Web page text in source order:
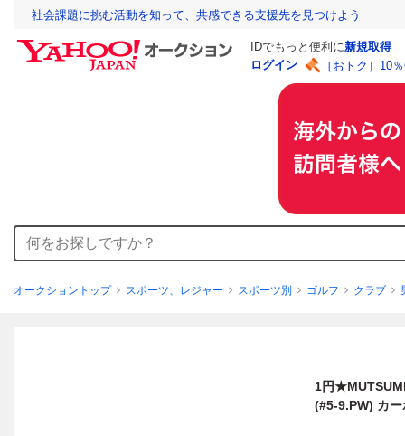
社会課題に挑む活動を知って、共感できる支援先を見つけよう
IDでもっと便利に新規取得
ログイン
［おトク］10
オークショントップ スポーツ、レジャー スポーツ別 ゴルフ クラブ
1円
(#5-9.PW) カ